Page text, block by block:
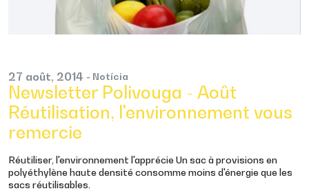
27 août, 2014 - Notícia
Newsletter Polivouga - Août
Réutilisation, l'environnement vous
remercie
Réutiliser, l'environnement l'apprécie Un sac à provisions en
polyéthylène haute densité consomme moins d'énergie que les
sacs réutilisables.